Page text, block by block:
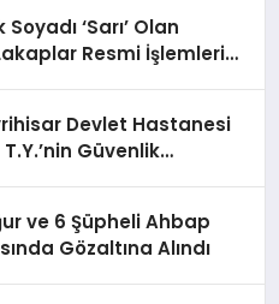
‘Sarı’ Olan
Resmi İşlemleri
Devlet Hastanesi
Güvenlik
ve 6 Şüpheli Ahbap
Gözaltına Alındı